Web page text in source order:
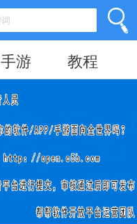
手游 教程